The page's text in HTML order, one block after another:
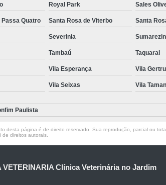
Royal Park Sales
Passa Quatro Santa Rosa de Viterbo Santa
Severinia
Tambaú Taquaral
Vila Esperança Vila
Vila Seixas Vila
Paulista
desta página é de direito reservado. Sua reprodução, parcial ou
de direitos autorais.
VETERINARIA Clínica Veterinária no Jardim